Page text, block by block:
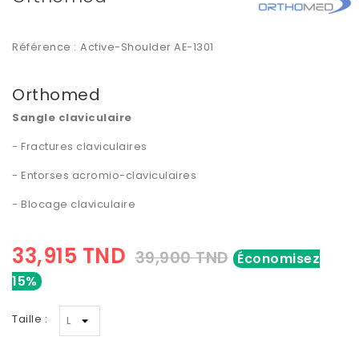
Référence : Active-Shoulder AE-1301
Orthomed
Sangle claviculaire
- Fractures claviculaires
- Entorses acromio-claviculaires
- Blocage claviculaire
33,915 TND 39,900 TND Économisez
15%
Taille :